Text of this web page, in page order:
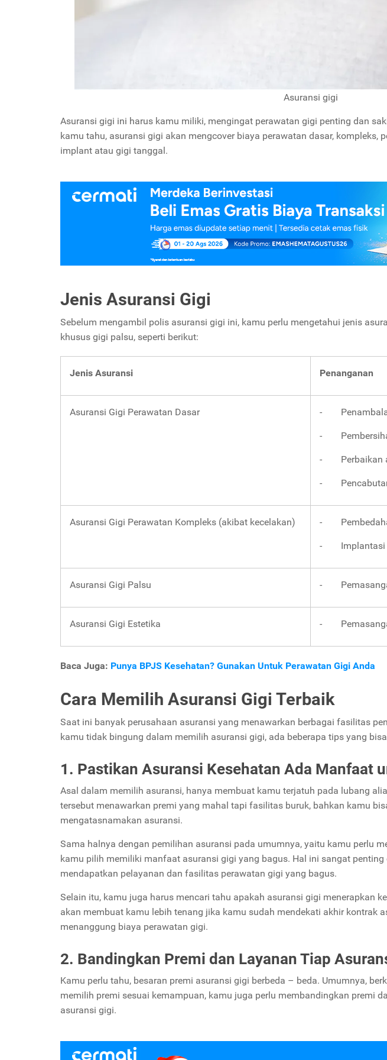
Asuransi gigi
Asuransi gigi ini harus kamu miliki, mengingat perawatan gigi penting dan
kamu tahu, asuransi gigi akan mengcover biaya perawatan dasar, kompleks,
implant atau gigi tanggal.
Jenis Asuransi Gigi
Sebelum mengambil polis asuransi gigi ini, kamu perlu mengetahui jenis
khusus gigi palsu, seperti berikut:
Jenis Asuransi Penanganan
Asuransi Gigi Perawatan Dasar -
-
- Perbaikan
-
Asuransi Gigi Perawatan Kompleks (akibat kecelakan) -
- Implantasi
Asuransi Gigi Palsu -
Asuransi Gigi Estetika -
Baca Juga: Punya BPJS Kesehatan? Gunakan Untuk Perawatan Gigi Anda
Cara Memilih Asuransi Gigi Terbaik
Saat ini banyak perusahaan asuransi yang menawarkan berbagai fasilitas
kamu tidak bingung dalam memilih asuransi gigi, ada beberapa tips yang
1. Pastikan Asuransi Kesehatan Ada Manfaat
Asal dalam memilih asuransi, hanya membuat kamu terjatuh pada lubang
tersebut menawarkan premi yang mahal tapi fasilitas buruk, bahkan kamu
mengatasnamakan asuransi.
Sama halnya dengan pemilihan asuransi pada umumnya, yaitu kamu perlu
kamu pilih memiliki manfaat asuransi gigi yang bagus. Hal ini sangat penting
mendapatkan pelayanan dan fasilitas perawatan gigi yang bagus.
Selain itu, kamu juga harus mencari tahu apakah asuransi gigi menerapkan
akan membuat kamu lebih tenang jika kamu sudah mendekati akhir kontrak
menanggung biaya perawatan gigi.
2. Bandingkan Premi dan Layanan Tiap
Kamu perlu tahu, besaran premi asuransi gigi berbeda – beda. Umumnya,
memilih premi sesuai kemampuan, kamu juga perlu membandingkan premi
asuransi gigi.